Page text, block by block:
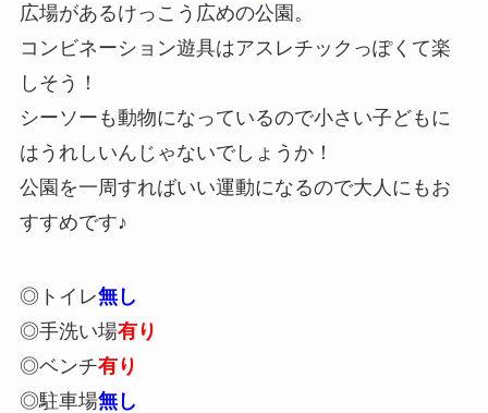
広場があるけっこう広めの公園。
コンビネーション遊具はアスレチックっぽくて楽
しそう！
シーソーも動物になっているので小さい子どもに
はうれしいんじゃないでしょうか！
公園を一周すればいい運動になるので大人にもお
すすめです♪
◎トイレ無し
◎手洗い場有り
◎ベンチ有り
◎駐車場無し